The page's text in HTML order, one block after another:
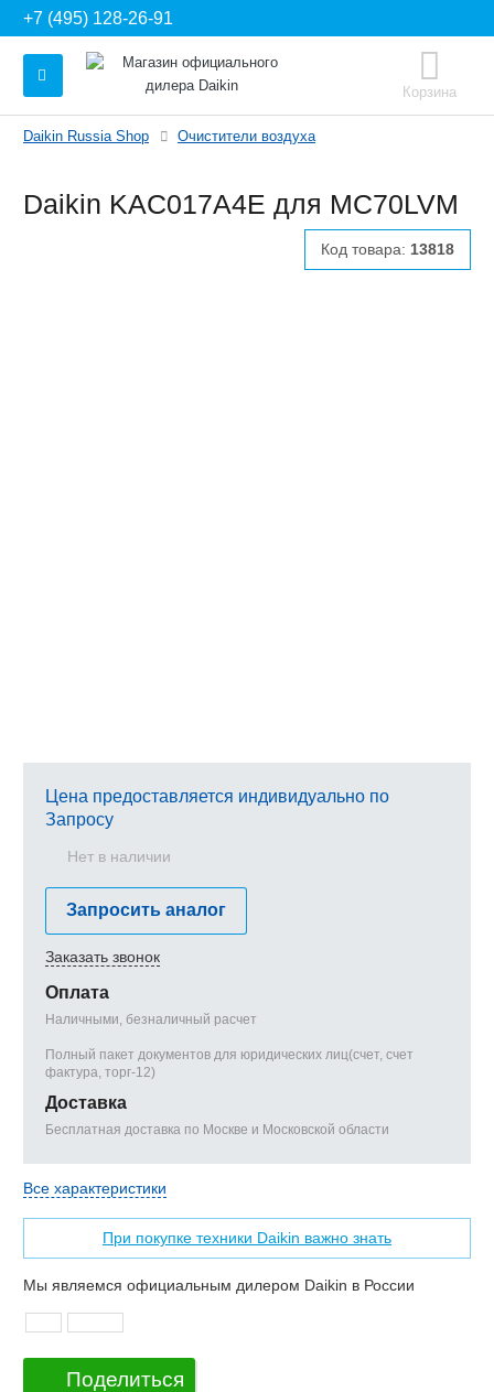
+7 (495) 128-26-91
Корзина
Daikin Russia Shop Очистители воздуха
Daikin KAC017A4E для MC70LVM
Код товара: 13818
Цена предоставляется индивидуально по
Запросу
Нет в наличии
Запросить аналог
Заказать звонок
Оплата
Наличными, безналичный расчет
Полный пакет документов для юридических лиц(счет, счет
фактура, торг-12)
Доставка
Бесплатная доставка по Москве и Московской области
Все характеристики
При покупке техники Daikin важно знать
Мы являемся официальным дилером Daikin в России
Поделиться